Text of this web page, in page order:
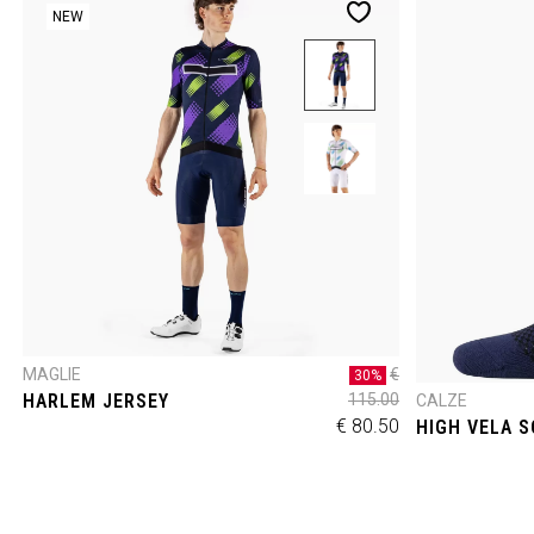
NEW
MAGLIE
HARLEM JERSEY
30% €
115.00
€ 80.50
CALZE
HIGH VELA